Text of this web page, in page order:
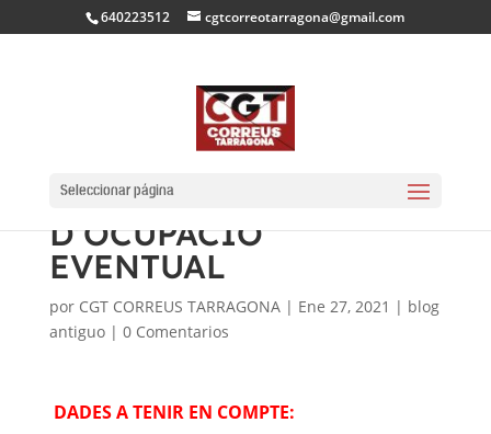
640223512 cgtcorreotarragona@gmail.com
Seleccionar página
DE LES NOVES BORSES
D’OCUPACIÓ
EVENTUAL
por CGT CORREUS TARRAGONA| Ene 27, 2021 | blog
antiguo| 0 Comentarios
DADES A TENIR EN COMPTE: